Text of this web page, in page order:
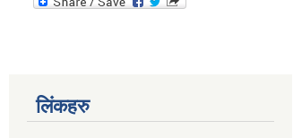
लिंकहरु